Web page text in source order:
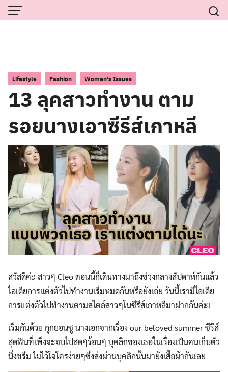
Skip
to
Lifestyle Fashion Women's Issues
13 ลุคสาวทำงาน ตาม
รอยนางเอาซีรีส์เกาหลี
สวัสดีค่ะ สาวๆ Cleo ตอนนี้ก็เดินทางมาถึงช่วงกลางสัปดาห์กันแล้ว
ไอเดียการแต่งตัวไปทำงานเริ่มหมดกันหรือยังเอ่ย วันนี้เรามีไอเดีย
การแต่งตัวไปทำงานตามสไตล์สาวๆในซีรีส์เกาหลีมาฝากกันค่ะ!
เริ่มกันด้วย กุกยอนซู นางเอกจากเรื่อง our beloved summer ซีรีส์
สุดฟินที่เพิ่งจะจบไปสดๆร้อนๆ บุคลิกของเธอในเรื่องเป็นคนเก็บตัว
นิ่งขรึม ไม่ไว้ใจใครง่ายๆซึ่งส่งผ่านบุคลิกนั้นมายังเสื้อผ้ากันเลย